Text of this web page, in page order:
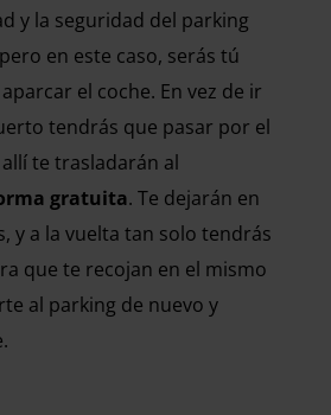
y la seguridad del parking
en este caso, serás tú
el coche. En vez de ir
tendrás que pasar por el
te trasladarán al
gratuita. Te dejarán en
y a la vuelta tan solo tendrás
que te recojan en el mismo
al parking de nuevo y